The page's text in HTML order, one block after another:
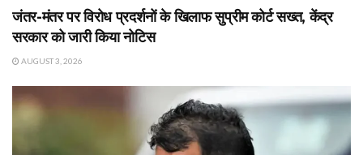
जंतर-मंतर पर विरोध प्रदर्शनों के खिलाफ सुप्रीम कोर्ट सख्त, केंद्र
सरकार को जारी किया नोटिस
AUGUST 3, 2026